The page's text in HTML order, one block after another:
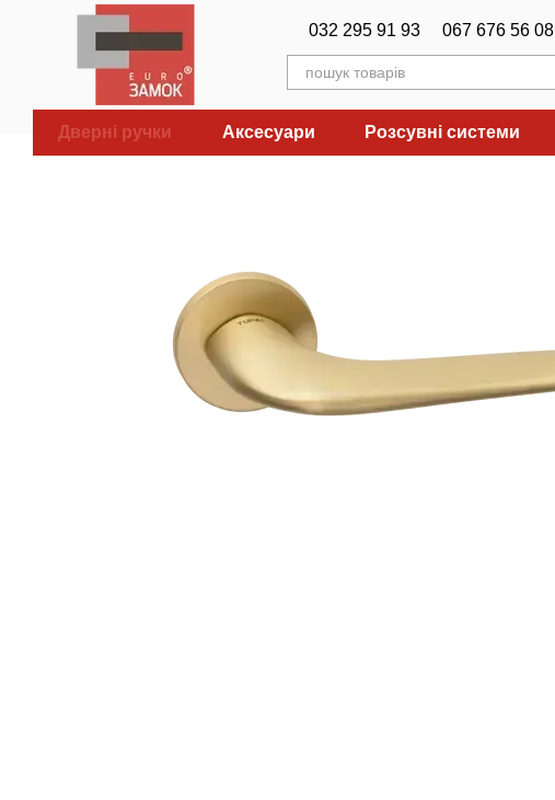
Перейти до основного контенту
032 295 91 93 067 676 56 08
Дверні ручки Аксесуари Розсувні системи